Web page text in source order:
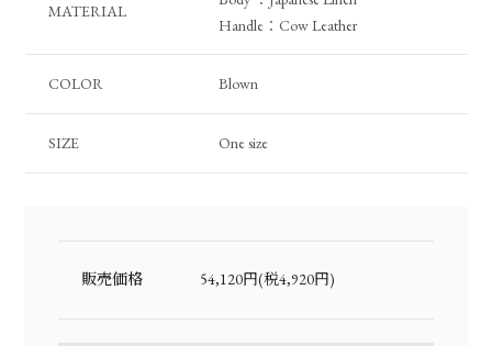
MATERIAL
Handle：Cow Leather
COLOR Blown
SIZE One size
販売価格 54,120円(税4,920円)